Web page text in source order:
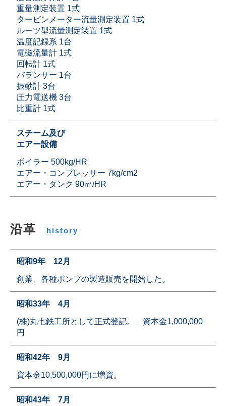
重量測定装置 1式
タービンメーター流量測定装置 1式
ルーツ型流量測定装置 1式
温度記録系 1台
電磁流量計 1式
回転計 1式
バランサー 1台
振動計 3台
圧力電送機 3台
比重計 1式
スチーム及び
エアー設備
ボイラー 500kg/HR
エアー・コンプレッサー 7kg/cm2
エアー・タンク 90㎥/HR
沿革 history
昭和9年 12月
創業、各種ポンプの製造販売を開始した。
昭和33年 4月
(株)丸七鉄工所として正式登記。 資本金1,000,000
円
昭和42年 9月
資本金10,500,000円に増資。
昭和43年 7月